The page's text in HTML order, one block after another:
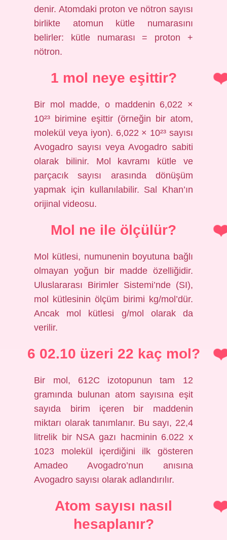
denir. Atomdaki proton ve nötron sayısı
birlikte atomun kütle numarasını
belirler: kütle numarası = proton +
nötron.
1 mol neye eşittir?
Bir mol madde, o maddenin 6,022 ×
10²³ birimine eşittir (örneğin bir atom,
molekül veya iyon). 6,022 × 10²³ sayısı
Avogadro sayısı veya Avogadro sabiti
olarak bilinir. Mol kavramı kütle ve
parçacık sayısı arasında dönüşüm
yapmak için kullanılabilir. Sal Khan’ın
orijinal videosu.
Mol ne ile ölçülür?
Mol kütlesi, numunenin boyutuna bağlı
olmayan yoğun bir madde özelliğidir.
Uluslararası Birimler Sistemi’nde (SI),
mol kütlesinin ölçüm birimi kg/mol’dür.
Ancak mol kütlesi g/mol olarak da
verilir.
6 02.10 üzeri 22 kaç mol?
Bir mol, 612C izotopunun tam 12
gramında bulunan atom sayısına eşit
sayıda birim içeren bir maddenin
miktarı olarak tanımlanır. Bu sayı, 22,4
litrelik bir NSA gazı hacminin 6.022 x
1023 molekül içerdiğini ilk gösteren
Amadeo Avogadro’nun anısına
Avogadro sayısı olarak adlandırılır.
Atom sayısı nasıl
hesaplanır?